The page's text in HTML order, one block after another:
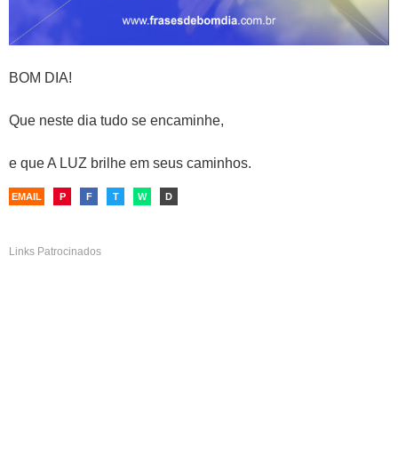
BOM DIA!
Que neste dia tudo se encaminhe,
e que A LUZ brilhe em seus caminhos.
EMAIL P F T W D
Links Patrocinados